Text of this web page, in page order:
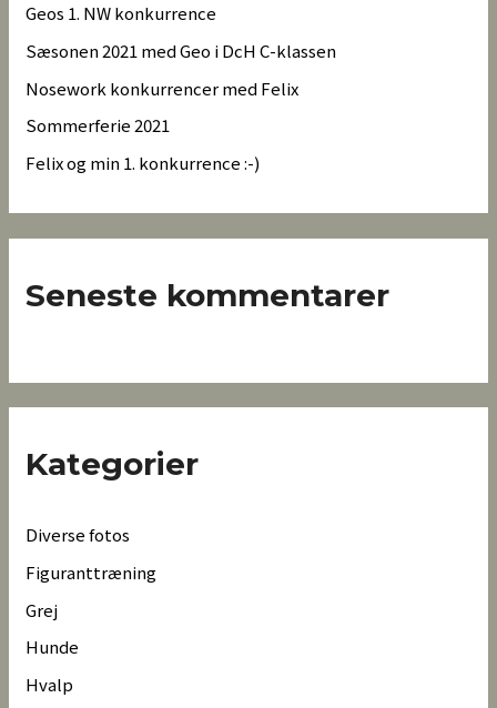
Geos 1. NW konkurrence
Sæsonen 2021 med Geo i DcH C-klassen
Nosework konkurrencer med Felix
Sommerferie 2021
Felix og min 1. konkurrence :-)
Seneste kommentarer
Kategorier
Diverse fotos
Figuranttræning
Grej
Hunde
Hvalp